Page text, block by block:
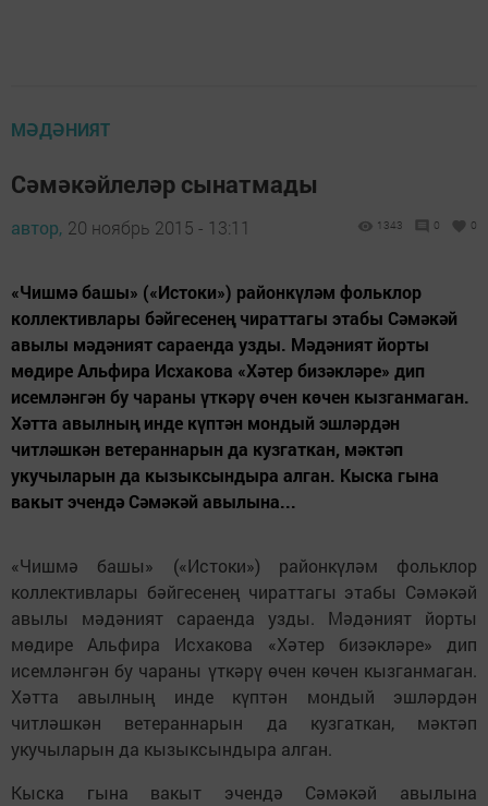
МӘДӘНИЯТ
Сәмәкәйлеләр сынатмады
автор, 20 ноябрь 2015 - 13:11 1343 0 0
«Чишмә башы» («Истоки») районкүләм фольклор
коллективлары бәйгесенең чираттагы этабы Сәмәкәй
авылы мәдәният сараенда узды. Мәдәният йорты
мөдире Альфира Исхакова «Хәтер бизәкләре» дип
исемләнгән бу чараны үткәрү өчен көчен кызганмаган.
Хәтта авылның инде күптән мондый эшләрдән
читләшкән ветераннарын да кузгаткан, мәктәп
укучыларын да кызыксындыра алган. Кыска гына
вакыт эчендә Сәмәкәй авылына...
«Чишмә башы» («Истоки») районкүләм фольклор
коллективлары бәйгесенең чираттагы этабы Сәмәкәй
авылы мәдәният сараенда узды. Мәдәният йорты
мөдире Альфира Исхакова «Хәтер бизәкләре» дип
исемләнгән бу чараны үткәрү өчен көчен кызганмаган.
Хәтта авылның инде күптән мондый эшләрдән
читләшкән ветераннарын да кузгаткан, мәктәп
укучыларын да кызыксындыра алган.
Кыска гына вакыт эчендә Сәмәкәй авылына